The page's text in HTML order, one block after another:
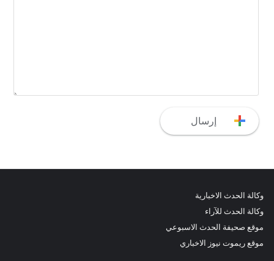
وكالة الحدث الاخبارية
وكالة الحدث للآراء
موقع صحيفة الحدث الاسبوعي
موقع ريموت نيوز الاخباري